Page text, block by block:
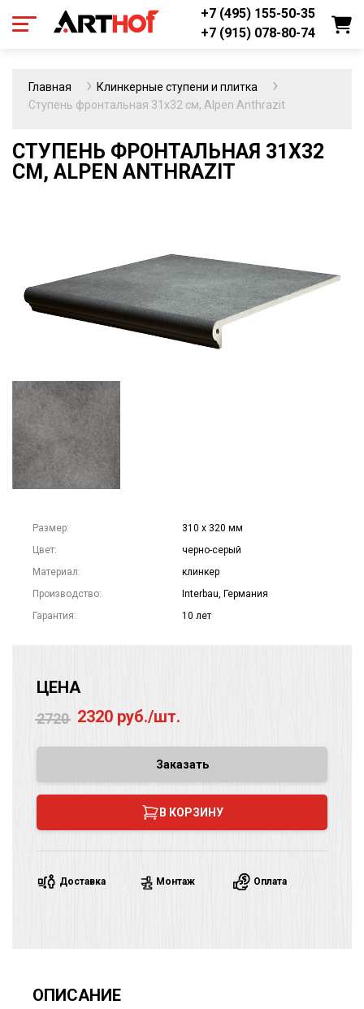
+7 (495) 155-50-35
+7 (915) 078-80-74
Главная
Клинкерные ступени и плитка
Ступень фронтальная 31х32 см, Alpen Anthrazit
СТУПЕНЬ ФРОНТАЛЬНАЯ 31Х32
СМ, ALPEN ANTHRAZIT
Размер:
310 х 320 мм
Цвет:
черно-серый
Материал:
клинкер
Производство:
Interbau, Германия
Гарантия:
10 лет
ЦЕНА
2720 2320 руб./шт.
Заказать
В КОРЗИНУ
Доставка Монтаж Оплата
ОПИСАНИЕ